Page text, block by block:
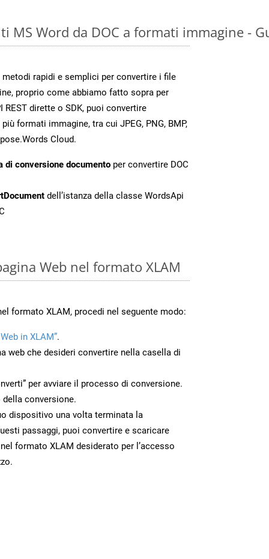
MS Word da DOC a formati immagine -
rapidi e semplici per convertire i file
proprio come abbiamo fatto sopra per
dirette o SDK, puoi convertire
formati immagine, tra cui JPEG, PNG, BMP,
Cloud.
di conversione documento per convertire DOC
dell’istanza della classe WordsApi
Web nel formato XLAM
formato XLAM, procedi nel seguente modo:
in XLAM”.
web che desideri convertire nella casella di
per avviare il processo di conversione.
conversione.
dispositivo una volta terminata la
passaggi, puoi convertire e scaricare
formato XLAM desiderato per l’accesso